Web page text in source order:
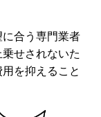
合う専門業者
せされないた
を抑えること